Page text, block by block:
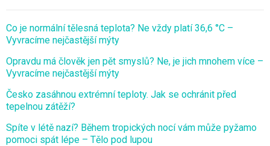
Co je normální tělesná teplota? Ne vždy platí 36,6 °C –
Vyvracíme nejčastější mýty
Opravdu má člověk jen pět smyslů? Ne, je jich mnohem více –
Vyvracíme nejčastější mýty
Česko zasáhnou extrémní teploty. Jak se ochránit před
tepelnou zátěží?
Spíte v létě nazí? Během tropických nocí vám může pyžamo
pomoci spát lépe – Tělo pod lupou